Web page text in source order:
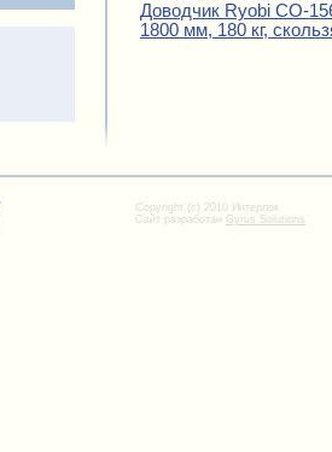
Доводчик Ryobi CO-
1800 мм, 180 кг,
Copyright (c) 2010 Интерлок
Сайт разработан Gyrus Solutions